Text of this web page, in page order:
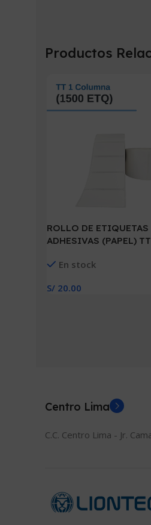
Productos
ROLLO DE ETIQUETAS
ADHESIVAS (PAPEL)
MM X 25 MM)
En stock
S/ 20.00
Centro Lima
C.C. Centro Lima - Jr.